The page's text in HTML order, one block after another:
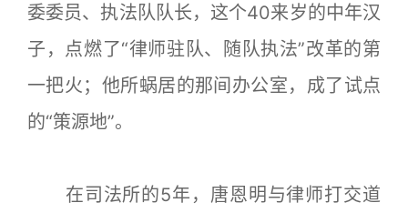
委委员、执法队队长，这个40来岁的中年汉
子，点燃了“律师驻队、随队执法”改革的第
一把火；他所蜗居的那间办公室，成了试点
的“策源地”。
在司法所的5年，唐恩明与律师打交道